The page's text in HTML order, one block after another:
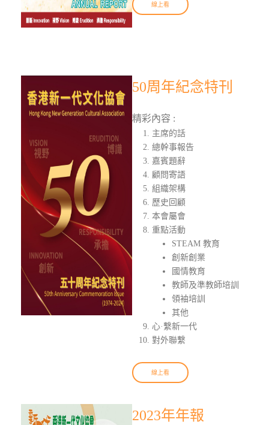
線上看
50周年紀念特刊
精彩內容 :
主席的話
總幹事報告
嘉賓題辭
顧問寄語
組織架構
歷史回顧
本會屬會
重點活動
STEAM 教育
創新創業
國情教育
教師及準教師培訓
領袖培訓
其他
心·繫新一代
對外聯繫
線上看
2023年年報